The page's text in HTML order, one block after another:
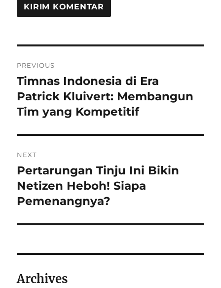
pos
PREVIOUS
Previous
post:
Timnas Indonesia di Era
Patrick Kluivert: Membangun
Tim yang Kompetitif
NEXT
Next
post:
Pertarungan Tinju Ini Bikin
Netizen Heboh! Siapa
Pemenangnya?
Archives